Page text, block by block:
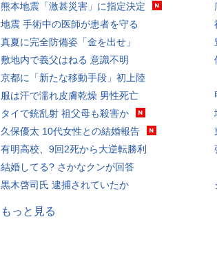
熊本地震「激甚災害」に指定決定
地震 手術中の医師が患者を守る
真夏に完全防備姿「金を出せ」
敷地内で義父はねる 意識不明
京都に「新たな移動手段」初上陸
服は汗で濡れ皮膚乾燥 男性死亡
タイで銃乱射 祖父母も殺害か
久保優太 10代女性との結婚報告
有明高校、9回2死から大逆転勝利
結婚してる? さかなクンが回答
黒木啓司氏 逮捕されていたか
もっと見る